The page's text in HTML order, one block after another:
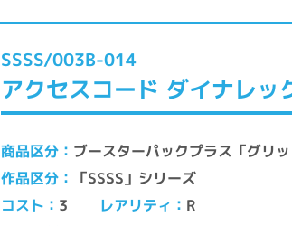
SSSS/003B-014
アクセスコード ダイナレッ
商品区分 ブースターパックプラス「グリ
作品区分 「SSSS」シリーズ
コスト 3 レアリティ R